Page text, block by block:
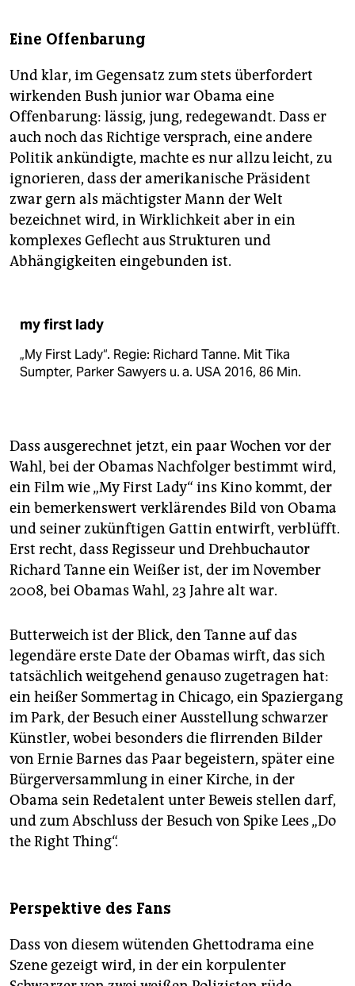
Eine Offenbarung
Und klar, im Gegensatz zum stets überfordert
wirkenden Bush junior war Obama eine
Offenbarung: lässig, jung, redegewandt. Dass er
auch noch das Richtige versprach, eine andere
Politik ankündigte, machte es nur allzu leicht, zu
ignorieren, dass der amerikanische Präsident
zwar gern als mächtigster Mann der Welt
bezeichnet wird, in Wirklichkeit aber in ein
komplexes Geflecht aus Strukturen und
Abhängigkeiten eingebunden ist.
my first lady
„My First Lady“. Regie: Richard Tanne. Mit Tika
Sumpter, Parker Sawyers u. a. USA 2016, 86 Min.
Dass ausgerechnet jetzt, ein paar Wochen vor der
Wahl, bei der Obamas Nachfolger bestimmt wird,
ein Film wie „My First Lady“ ins Kino kommt, der
ein bemerkenswert verklärendes Bild von Obama
und seiner zukünftigen Gattin entwirft, verblüfft.
Erst recht, dass Regisseur und Drehbuchautor
Richard Tanne ein Weißer ist, der im November
2008, bei Obamas Wahl, 23 Jahre alt war.
Butterweich ist der Blick, den Tanne auf das
legendäre erste Date der Obamas wirft, das sich
tatsächlich weitgehend genauso zugetragen hat:
ein heißer Sommertag in Chicago, ein Spaziergang
im Park, der Besuch einer Ausstellung schwarzer
Künstler, wobei besonders die flirrenden Bilder
von Ernie Barnes das Paar begeistern, später eine
Bürgerversammlung in einer Kirche, in der
Obama sein Redetalent unter Beweis stellen darf,
und zum Abschluss der Besuch von Spike Lees „Do
the Right Thing“.
Perspektive des Fans
Dass von diesem wütenden Ghettodrama eine
Szene gezeigt wird, in der ein korpulenter